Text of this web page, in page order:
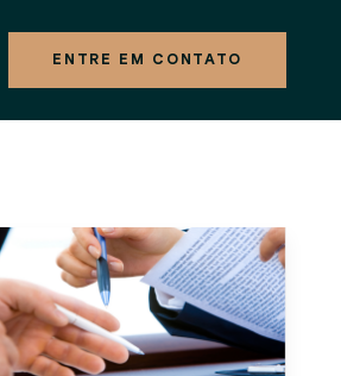
ENTRE EM CONTATO